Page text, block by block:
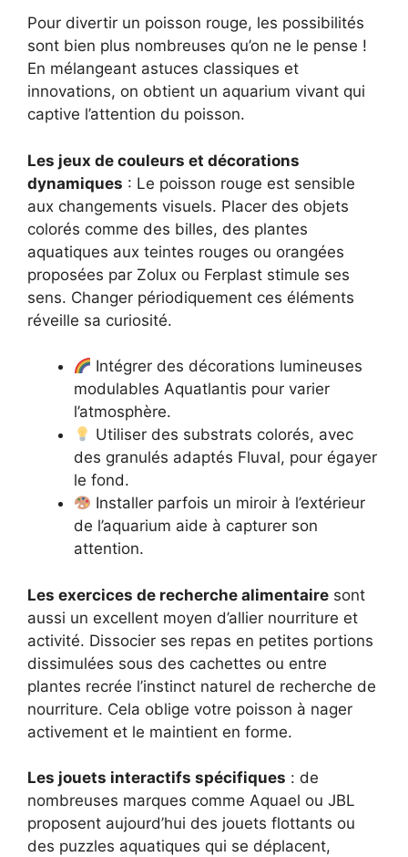
Pour divertir un poisson rouge, les possibilités
sont bien plus nombreuses qu’on ne le pense !
En mélangeant astuces classiques et
innovations, on obtient un aquarium vivant qui
captive l’attention du poisson.
Les jeux de couleurs et décorations
dynamiques : Le poisson rouge est sensible
aux changements visuels. Placer des objets
colorés comme des billes, des plantes
aquatiques aux teintes rouges ou orangées
proposées par Zolux ou Ferplast stimule ses
sens. Changer périodiquement ces éléments
réveille sa curiosité.
Intégrer des décorations lumineuses
modulables Aquatlantis pour varier
l’atmosphère.
Utiliser des substrats colorés, avec
des granulés adaptés Fluval, pour égayer
le fond.
Installer parfois un miroir à l’extérieur
de l’aquarium aide à capturer son
attention.
Les exercices de recherche alimentaire sont
aussi un excellent moyen d’allier nourriture et
activité. Dissocier ses repas en petites portions
dissimulées sous des cachettes ou entre
plantes recrée l’instinct naturel de recherche de
nourriture. Cela oblige votre poisson à nager
activement et le maintient en forme.
Les jouets interactifs spécifiques : de
nombreuses marques comme Aquael ou JBL
proposent aujourd’hui des jouets flottants ou
des puzzles aquatiques qui se déplacent,